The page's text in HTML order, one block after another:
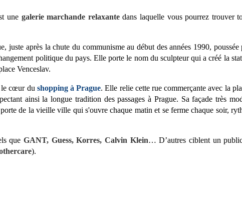
une galerie marchande relaxantedans laquelle vous pourrez trouver
juste après la chute du communisme au début des années 1990, poussée
politique du pays. Elle porte le nom du sculpteur qui a créé la
Venceslav.
cœur du shopping à Prague. Elle relie cette rue commerçante avec la
ainsi la longue tradition des passages à Prague. Sa façade très
de la vieille ville qui s'ouvre chaque matin et se ferme chaque soir,
que GANT, Guess, Korres, Calvin Klein… D’autres ciblent un
).